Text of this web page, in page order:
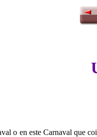
o en este Carnaval que